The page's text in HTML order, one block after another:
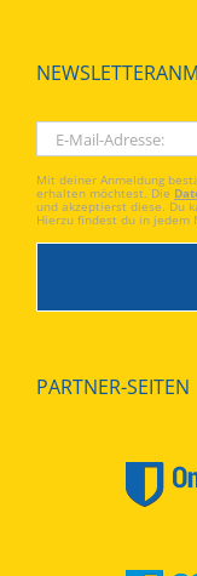
Mit deiner Anmeldung
erhalten möchtest. Die
und akzeptierst diese. Du
Hierzu findest du in jedem
PARTNER-SEITEN